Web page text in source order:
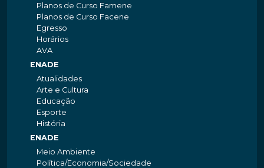
Planos de Curso Famene
Planos de Curso Facene
Egresso
Horários
AVA
ENADE
Atualidades
Arte e Cultura
Educação
Esporte
História
ENADE
Meio Ambiente
Política/Economia/Sociedade